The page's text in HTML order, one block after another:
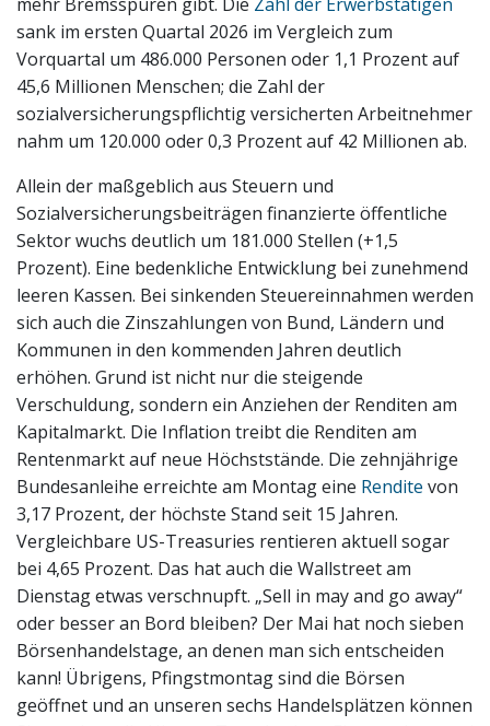
mehr Bremsspuren gibt. Die Zahl der Erwerbstätigen
sank im ersten Quartal 2026 im Vergleich zum
Vorquartal um 486.000 Personen oder 1,1 Prozent auf
45,6 Millionen Menschen; die Zahl der
sozialversicherungspflichtig versicherten Arbeitnehmer
nahm um 120.000 oder 0,3 Prozent auf 42 Millionen ab.
Allein der maßgeblich aus Steuern und
Sozialversicherungsbeiträgen finanzierte öffentliche
Sektor wuchs deutlich um 181.000 Stellen (+1,5
Prozent). Eine bedenkliche Entwicklung bei zunehmend
leeren Kassen. Bei sinkenden Steuereinnahmen werden
sich auch die Zinszahlungen von Bund, Ländern und
Kommunen in den kommenden Jahren deutlich
erhöhen. Grund ist nicht nur die steigende
Verschuldung, sondern ein Anziehen der Renditen am
Kapitalmarkt. Die Inflation treibt die Renditen am
Rentenmarkt auf neue Höchststände. Die zehnjährige
Bundesanleihe erreichte am Montag eine Rendite von
3,17 Prozent, der höchste Stand seit 15 Jahren.
Vergleichbare US-Treasuries rentieren aktuell sogar
bei 4,65 Prozent. Das hat auch die Wallstreet am
Dienstag etwas verschnupft. „Sell in may and go away“
oder besser an Bord bleiben? Der Mai hat noch sieben
Börsenhandelstage, an denen man sich entscheiden
kann! Übrigens, Pfingstmontag sind die Börsen
geöffnet und an unseren sechs Handelsplätzen können